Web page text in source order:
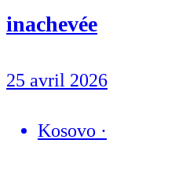
inachevée
25 avril 2026
Kosovo ·